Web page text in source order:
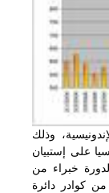
الإندونيسية، وذلك
على إستبيان
خبراء من
وشارك فيها 25 عضو من كوادر دائرة